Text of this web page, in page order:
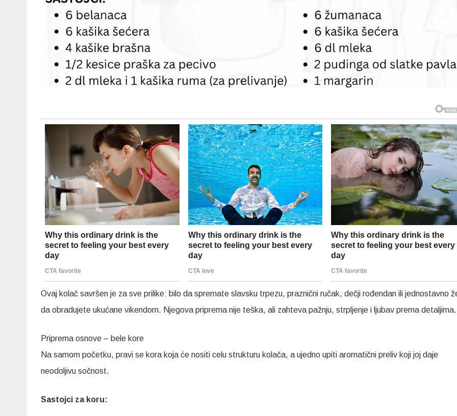
Ovaj kolač savršen je za sve prilike: bilo da spremate slavsku trpezu, praznični ručak, dečji rođendan ili jednostavno
da obradujete ukućane vikendom. Njegova priprema nije teška, ali zahteva pažnju, strpljenje i ljubav prema detaljima.
Priprema osnove – bele kore
Na samom početku, pravi se kora koja će nositi celu strukturu kolača, a ujedno upiti aromatični preliv koji joj daje
neodoljivu sočnost.
Sastojci za koru: